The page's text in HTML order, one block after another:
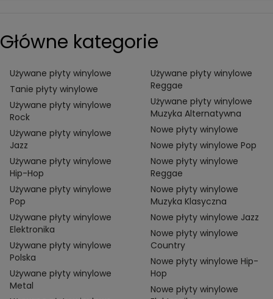
Główne kategorie
Używane płyty winylowe
Tanie płyty winylowe
Używane płyty winylowe
Rock
Używane płyty winylowe
Jazz
Używane płyty winylowe
Hip-Hop
Używane płyty winylowe
Pop
Używane płyty winylowe
Elektronika
Używane płyty winylowe
Polska
Używane płyty winylowe
Metal
Używane płyty winylowe
Reggae
Używane płyty winylowe
Muzyka Alternatywna
Nowe płyty winylowe
Nowe płyty winylowe Pop
Nowe płyty winylowe
Reggae
Nowe płyty winylowe
Muzyka Klasyczna
Nowe płyty winylowe Jazz
Nowe płyty winylowe
Country
Nowe płyty winylowe Hip-
Hop
Nowe płyty winylowe